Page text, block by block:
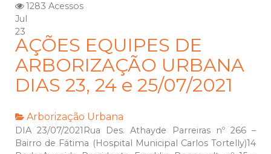
1283 Acessos
Jul
23
AÇÕES EQUIPES DE
ARBORIZAÇÃO URBANA
DIAS 23, 24 e 25/07/2021
Arborização Urbana
DIA 23/07/2021Rua Des. Athayde Parreiras nº 266 –
Bairro de Fátima (Hospital Municipal Carlos Tortelly)14